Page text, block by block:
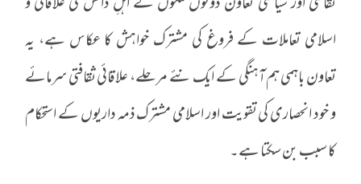
اسلامی تعاملات کے فروغ کی مشترک خواہش کا عکاس ہے، یہ
تعاون باہمی ہم‌آہنگی کے ایک نئے مرحلے، علاقائی ثقافتی سرمائے
و خود انحصاری کی تقویت اور اسلامی مشترک ذمہ داریوں کے استحکام
کا سبب بن سکتا ہے۔